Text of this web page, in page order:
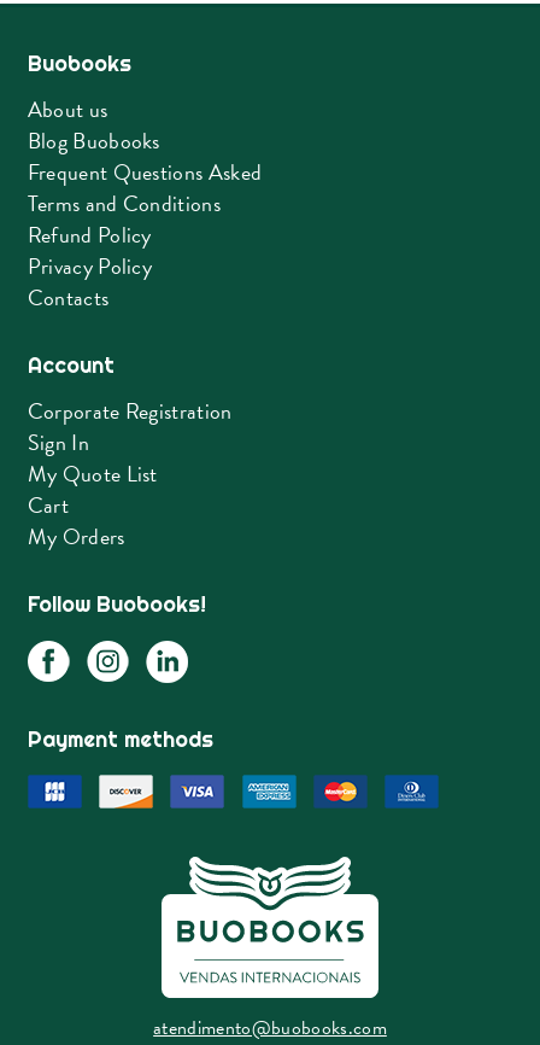
Buobooks
About us
Blog Buobooks
Frequent Questions Asked
Terms and Conditions
Refund Policy
Privacy Policy
Contacts
Account
Corporate Registration
Sign In
My Quote List
Cart
My Orders
Follow Buobooks!
Payment methods
atendimento@buobooks.com